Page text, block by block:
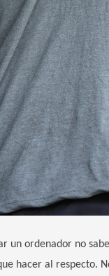
un ordenador no
hacer al respecto.